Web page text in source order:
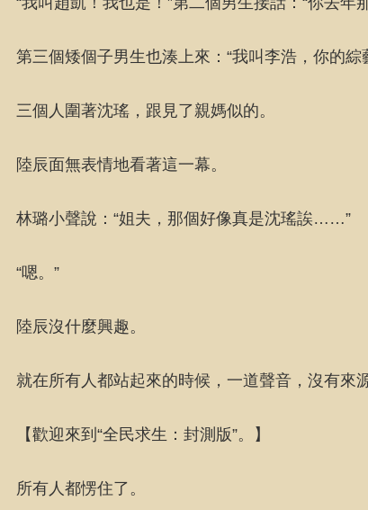
第三個矮個子男生也湊上來：“我叫李浩，你的綜
三個人圍著沈瑤，跟見了親媽似的。
陸辰面無表情地看著這一幕。
林璐小聲說：“姐夫，那個好像真是沈瑤誒……”
“嗯。”
陸辰沒什麼興趣。
就在所有人都站起來的時候，一道聲音，沒有來
【歡迎來到“全民求生：封測版”。】
所有人都愣住了。